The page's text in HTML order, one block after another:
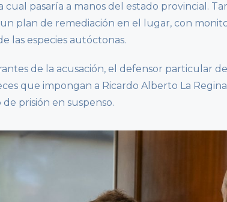
cual pasaría a manos del estado provincial.
plan de remediación en el lugar, con
las especies autóctonas.
de la acusación, el defensor particular
que impongan a Ricardo Alberto La
prisión en suspenso.